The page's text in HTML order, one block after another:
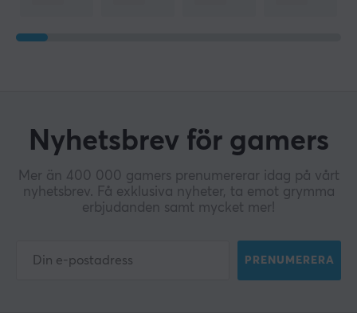
Nyhetsbrev för gamers
Mer än 400 000 gamers prenumererar idag på vårt
nyhetsbrev. Få exklusiva nyheter, ta emot grymma
erbjudanden samt mycket mer!
PRENUMERERA